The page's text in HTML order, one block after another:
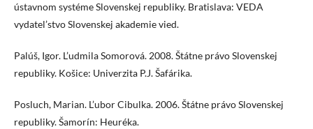
ústavnom systéme Slovenskej republiky. Bratislava: VEDA
vydatel’stvo Slovenskej akademie vied.
Palúš, Igor. L’udmila Somorová. 2008. Štátne právo Slovenskej
republiky. Košice: Univerzita P.J. Šafárika.
Posluch, Marian. L’ubor Cibulka. 2006. Štátne právo Slovenskej
republiky. Šamorín: Heuréka.